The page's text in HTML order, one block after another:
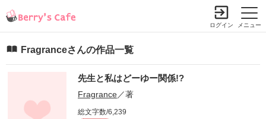
メニュー
ログイン
Fragranceさんの作品一覧
先生と私はどーゆー関係!?
Fragrance／著
総文字数/6,239